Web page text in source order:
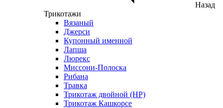
Назад
Трикотажи
Вязаный
Джерси
Купонный именной
Лапша
Люрекс
Миссони-Полоска
Рибана
Травка
Трикотаж двойной (НР)
Трикотаж Кашкорсе